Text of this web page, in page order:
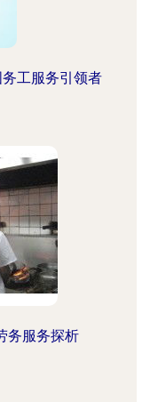
工服务引领者
务服务探析